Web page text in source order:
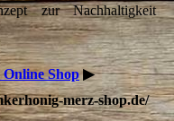
zur Nachhaltigkeit
Shop▶
merz-shop.de/